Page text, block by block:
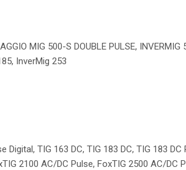
MIG 500-S DOUBLE PULSE,
InverMig 253
TIG 163 DC, TIG 183 DC, TIG 183
2100 AC/DC Pulse, FoxTIG 2500 AC/DC